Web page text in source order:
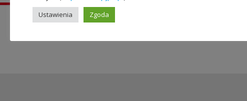
Ustawienia Zgoda